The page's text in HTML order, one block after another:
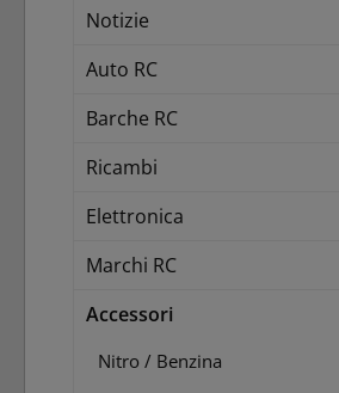
Notizie
Auto RC
Barche RC
Ricambi
Elettronica
Marchi RC
Accessori
Nitro / Benzina